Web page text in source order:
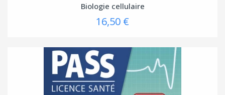
Biologie cellulaire
16,50 €